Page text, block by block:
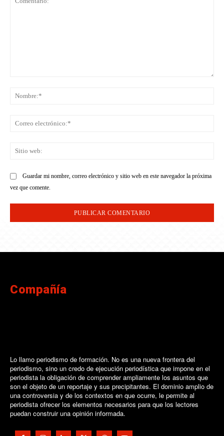
Guardar mi nombre, correo electrónico y sitio web en este navegador la próxima
vez que comente.
Compañía
Lo llamo periodismo de formación. No es una nueva frontera del
periodismo, sino un credo de ejecución periodística que impone en el
periodista la obligación de comprender ampliamente los asuntos que
son el objeto de un reportaje y sus precipitantes. El dominio amplio de
una controversia y de los contextos en que ocurre, le permite al
periodista ofrecer los elementos necesarios para que los lectores
puedan construir una opinión informada.